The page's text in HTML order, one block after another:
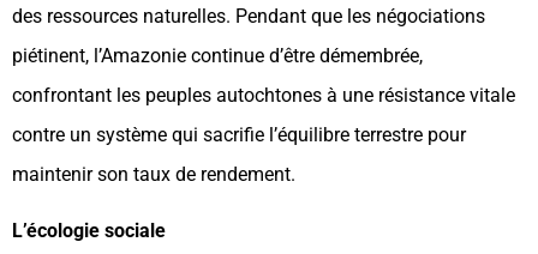
des ressources naturelles. Pendant que les négociations
piétinent, l’Amazonie continue d’être démembrée,
confrontant les peuples autochtones à une résistance vitale
contre un système qui sacrifie l’équilibre terrestre pour
maintenir son taux de rendement.
L’écologie sociale